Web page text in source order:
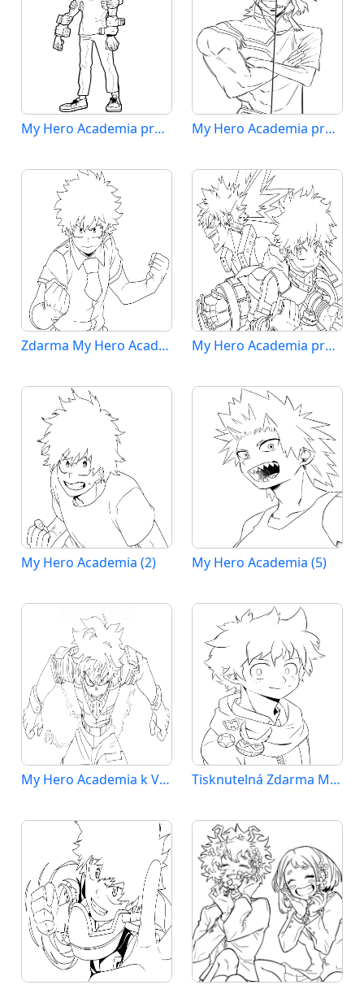
My Hero Academia pro Děti My Hero Academia pro 1leté Děti
Zdarma My Hero Academia Vymalovatelné My Hero Academia pro 5leté Děti
My Hero Academia (2) My Hero Academia (5)
My Hero Academia k Vymalování Tisknutelná Zdarma My Hero Academia